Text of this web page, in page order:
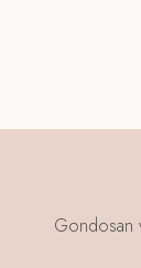
Gondosan